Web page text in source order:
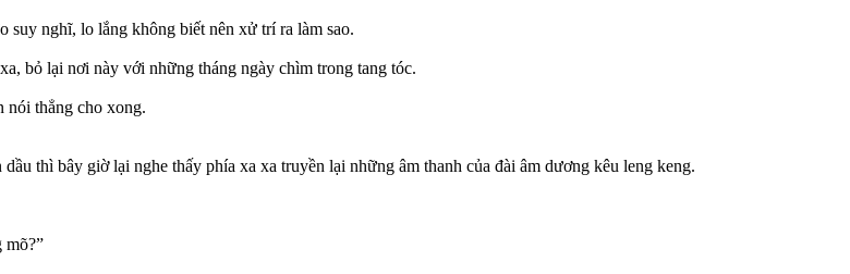
nghĩ, lo lắng không biết nên xử trí ra làm sao.
bỏ lại nơi này với những tháng ngày chìm trong tang tóc.
nói thẳng cho xong.
thì bây giờ lại nghe thấy phía xa xa truyền lại những âm thanh của đài âm dương kêu leng keng.
mõ?”